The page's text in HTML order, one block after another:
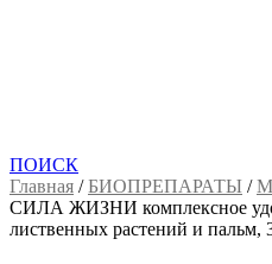
ПОИСК
Главная /БИОПРЕПАРАТЫ /
СИЛА ЖИЗНИ комплексное
лиственных растений и пальм,